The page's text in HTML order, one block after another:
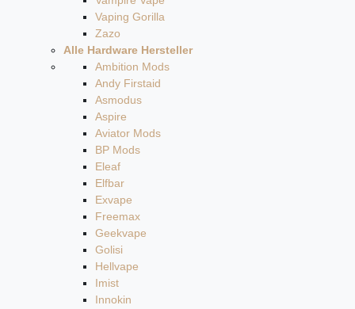
Vaping Gorilla
Zazo
Alle Hardware Hersteller
Ambition Mods
Andy Firstaid
Asmodus
Aspire
Aviator Mods
BP Mods
Eleaf
Elfbar
Exvape
Freemax
Geekvape
Golisi
Hellvape
Imist
Innokin